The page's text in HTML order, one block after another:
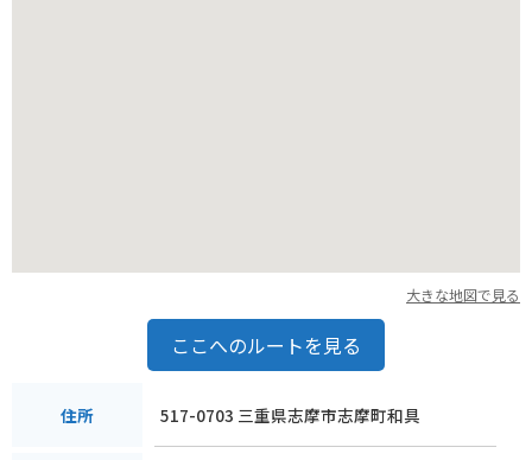
大きな地図で見る
ここへのルートを見る
住所 517-0703 三重県志摩市志摩町和具